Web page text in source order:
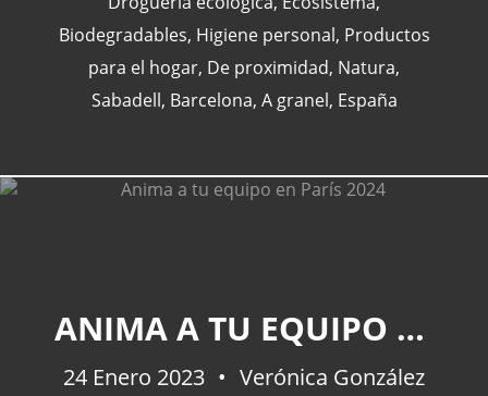
Biodegradables, Higiene personal, Productos
para el hogar, De proximidad, Natura,
Sabadell, Barcelona, A granel, España
ANIMA A TU EQUIPO EN PARÍS 2024
24 Enero 2023
Verónica González